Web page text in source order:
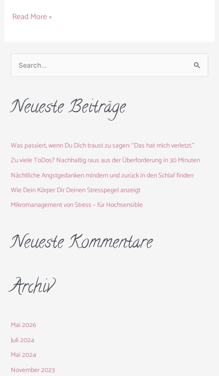
Read More »
u
h
n
a
c
h
Neueste Beiträge
Was passiert, wenn Du Dich traust zu sagen: “Das hat mich verletzt.”
Zu viele ToDos? Nachhaltig raus aus der Überforderung in 30 Minuten
Nächtliche Angstgedanken mindern und zurück in den Schlaf finden
Wie Dein Körper Dir Deinen Stresspegel anzeigt
Mikromanagement von Stress – für Hochsensible
Neueste Kommentare
Archiv
Mai 2026
Juli 2024
Mai 2024
November 2023